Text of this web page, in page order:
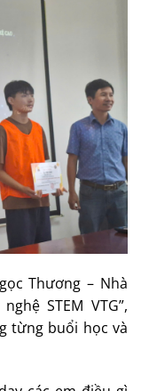
Thương – Nhà
STEM VTG”,
từng buổi học và